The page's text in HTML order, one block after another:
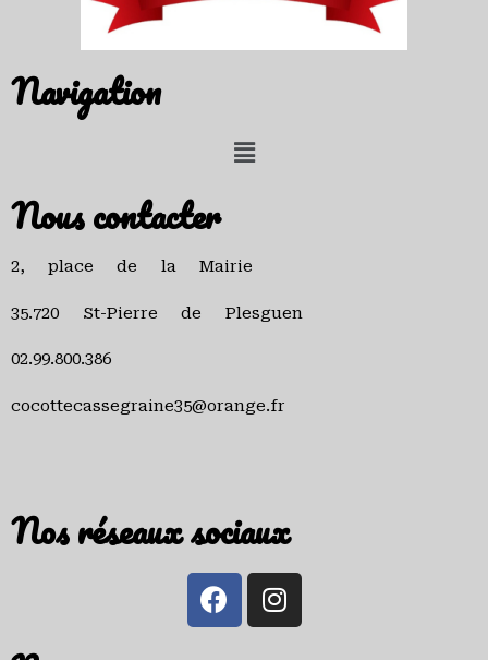
Navigation
Nous contacter
2, place de la Mairie
35.720 St-Pierre de Plesguen
02.99.800.386
cocottecassegraine35@orange.fr
Nos réseaux sociaux